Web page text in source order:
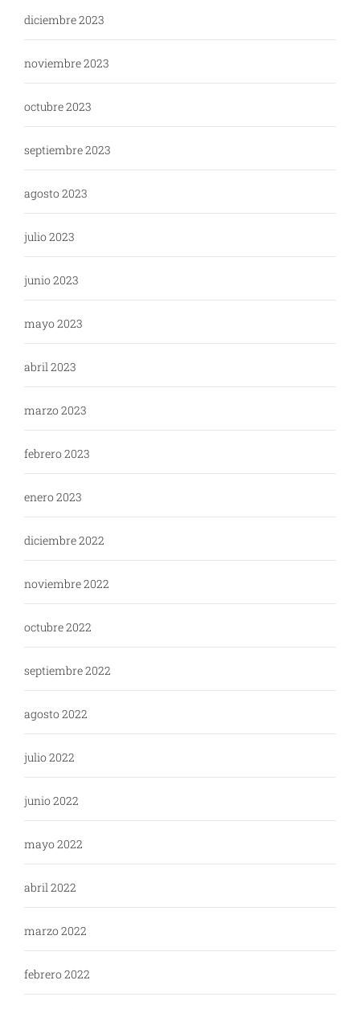
diciembre 2023
noviembre 2023
octubre 2023
septiembre 2023
agosto 2023
julio 2023
junio 2023
mayo 2023
abril 2023
marzo 2023
febrero 2023
enero 2023
diciembre 2022
noviembre 2022
octubre 2022
septiembre 2022
agosto 2022
julio 2022
junio 2022
mayo 2022
abril 2022
marzo 2022
febrero 2022